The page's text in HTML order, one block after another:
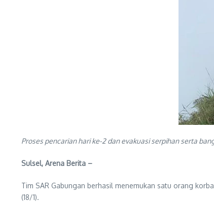
Proses pencarian hari ke-2 dan evakuasi serpihan serta
Sulsel, Arena Berita –
Tim SAR Gabungan berhasil menemukan satu orang
(18/1).